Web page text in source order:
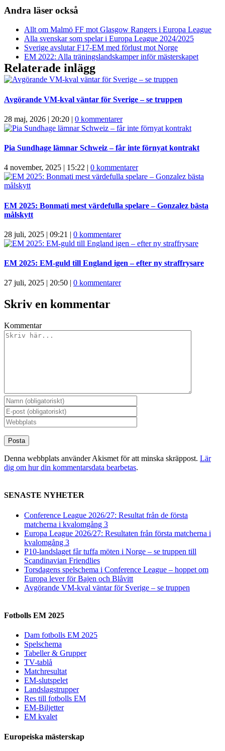
Andra läser också
Allt om Malmö FF mot Glasgow Rangers i Europa League
Alla svenskar som spelar i Europa League 2024/2025
Sverige avslutar F17-EM med förlust mot Norge
EM 2022: Alla träningslandskamper inför mästerskapet
Relaterade inlägg
Avgörande VM-kval väntar för Sverige – se truppen
28 maj, 2026 | 20:20 | 0 kommentarer
Pia Sundhage lämnar Schweiz – får inte förnyat kontrakt
4 november, 2025 | 15:22 | 0 kommentarer
EM 2025: Bonmati mest värdefulla spelare – Gonzalez bästa
målskytt
28 juli, 2025 | 09:21 | 0 kommentarer
EM 2025: EM-guld till England igen – efter ny straffrysare
27 juli, 2025 | 20:50 | 0 kommentarer
Skriv en kommentar
Kommentar
Denna webbplats använder Akismet för att minska skräppost. Lär
dig om hur din kommentarsdata bearbetas.
SENASTE NYHETER
Conference League 2026/27: Resultat från de första
matcherna i kvalomgång 3
Europa League 2026/27: Resultaten från första matcherna i
kvalomgång 3
P10-landslaget får tuffa möten i Norge – se truppen till
Scandinavian Friendlies
Torsdagens spelschema i Conference League – hoppet om
Europa lever för Bajen och Blåvitt
Avgörande VM-kval väntar för Sverige – se truppen
Fotbolls EM 2025
Dam fotbolls EM 2025
Spelschema
Tabeller & Grupper
TV-tablå
Matchresultat
EM-slutspelet
Landslagstrupper
Res till fotbolls EM
EM-Biljetter
EM kvalet
Europeiska mästerskap